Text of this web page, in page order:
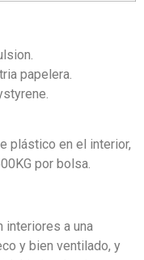
papelera.
plástico en el interior,
por bolsa.
interiores a una
y bien ventilado, y